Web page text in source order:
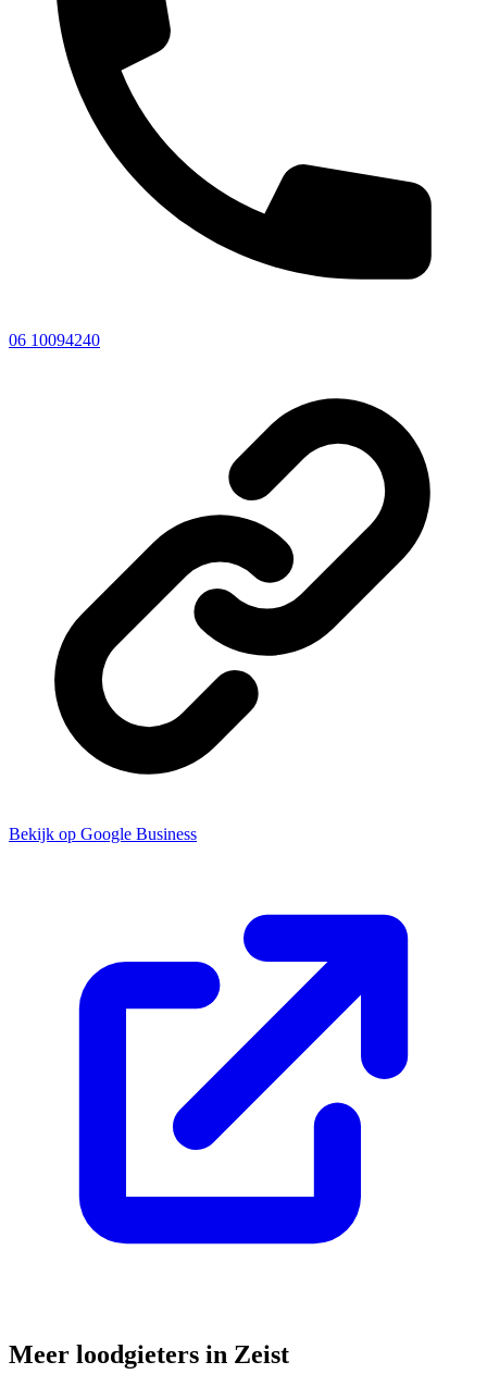
06 10094240
Bekijk op Google Business
Meer loodgieters in Zeist